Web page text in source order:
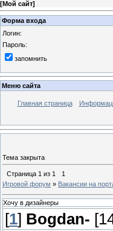
[Мой сайт]
Форма входа
Логин:
Пароль:
запомнить
Меню сайта
Главная страница
Тема закрыта
Страница 1 из 1
1
Игровой форум » Вакансии на
Хочу в дизайнеры
[1] Bogdan-